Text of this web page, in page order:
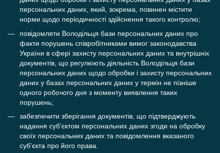
персональних даних, який, зокрема, повинен містити
норми щодо періодичності здійснення такого контролю;
повідомляти Володільця бази персональних даних про
факти порушень співробітниками вимог законодавства
України в сфері захисту персональних даних та внутрішніх
документів, що регулюють діяльність Володільця бази
персональних даних щодо обробки і захисту персональних
даних у базах персональних даних у термін не пізніше
одного робочого дня з моменту виявлення таких
порушень;
забезпечити зберігання документів, що підтверджують
надання суб’єктом персональних даних згоди на обробку
своїх персональних даних та повідомлення вказаного
суб’єкта про його права.